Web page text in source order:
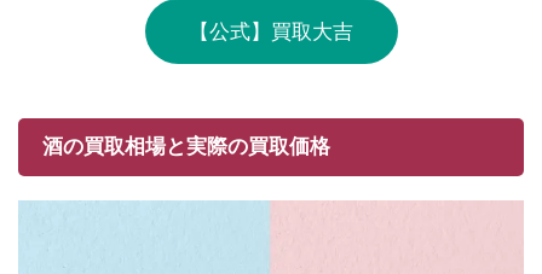
【公式】買取大吉
酒の買取相場と実際の買取価格